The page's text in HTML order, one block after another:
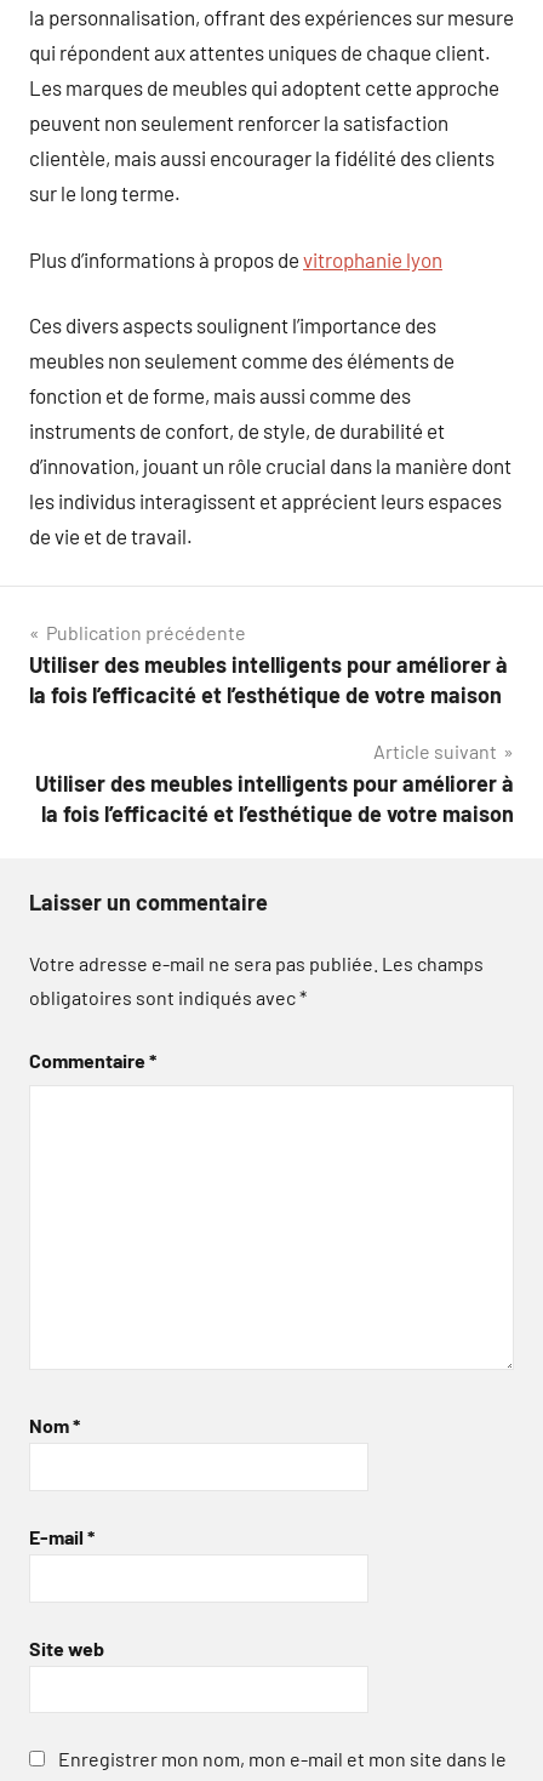
la personnalisation, offrant des expériences sur mesure
qui répondent aux attentes uniques de chaque client.
Les marques de meubles qui adoptent cette approche
peuvent non seulement renforcer la satisfaction
clientèle, mais aussi encourager la fidélité des clients
sur le long terme.
Plus d’informations à propos de vitrophanie lyon
Ces divers aspects soulignent l’importance des
meubles non seulement comme des éléments de
fonction et de forme, mais aussi comme des
instruments de confort, de style, de durabilité et
d’innovation, jouant un rôle crucial dans la manière dont
les individus interagissent et apprécient leurs espaces
de vie et de travail.
Navigation
de
Publication précédente
Utiliser des meubles intelligents pour améliorer à
la fois l’efficacité et l’esthétique de votre maison
Article suivant
Utiliser des meubles intelligents pour améliorer à
la fois l’efficacité et l’esthétique de votre maison
Laisser un commentaire
Votre adresse e-mail ne sera pas publiée. Les champs
obligatoires sont indiqués avec*
Commentaire*
Nom*
E-mail *
Site web
Enregistrer mon nom, mon e-mail et mon site dans le